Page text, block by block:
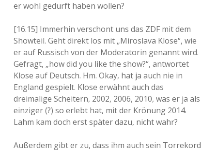
er wohl gedurft haben wollen?
[16.15] Immerhin verschont uns das ZDF mit dem
Showteil. Geht direkt los mit „Miroslava Klose“, wie
er auf Russisch von der Moderatorin genannt wird.
Gefragt, „how did you like the show?“, antwortet
Klose auf Deutsch. Hm. Okay, hat ja auch nie in
England gespielt. Klose erwähnt auch das
dreimalige Scheitern, 2002, 2006, 2010, was er ja als
einziger (?) so erlebt hat, mit der Krönung 2014.
Lahm kam doch erst später dazu, nicht wahr?
Außerdem gibt er zu, dass ihm auch sein Torrekord